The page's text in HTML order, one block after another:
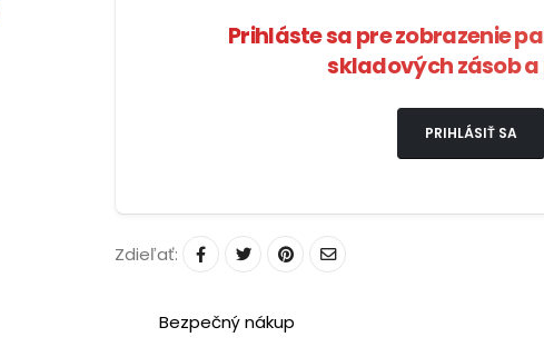
Prihláste sa pre zobrazenie
skladových zásob a
PRIHLÁSIŤ SA
Zdieľať:
Bezpečný nákup